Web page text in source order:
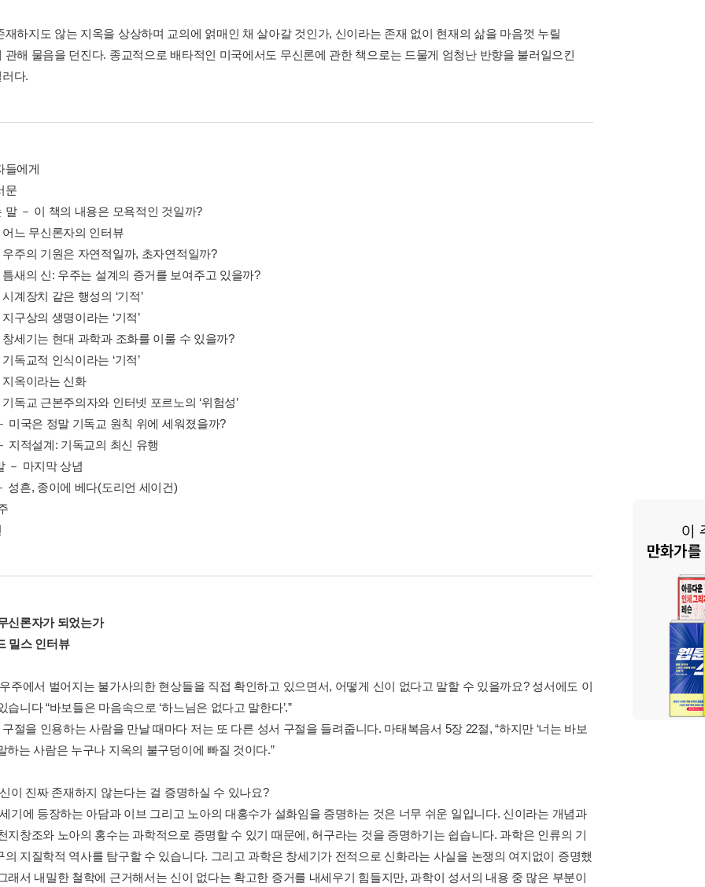
재하지도 않는 지옥을 상상하며 교의에 얽매인 채 살아갈 것인가, 신이라는 존재 없이 현재의 삶을 마음껏 누릴
관해 물음을 던진다. 종교적으로 배타적인 미국에서도 무신론에 관한 책으로는 드물게 엄청난 반향을 불러일으킨
다.
들에게
문
말 － 이 책의 내용은 모욕적인 것일까?
느 무신론자의 인터뷰
주의 기원은 자연적일까, 초자연적일까?
새의 신: 우주는 설계의 증거를 보여주고 있을까?
계장치 같은 행성의 ‘기적’
구상의 생명이라는 ‘기적’
세기는 현대 과학과 조화를 이룰 수 있을까?
독교적 인식이라는 ‘기적’
옥이라는 신화
독교 근본주의자와 인터넷 포르노의 ‘위험성’
미국은 정말 기독교 원칙 위에 세워졌을까?
지적설계: 기독교의 최신 유행
－ 마지막 상념
성흔, 종이에 베다(도리언 세이건)
신론자가 되었는가
밀스 인터뷰
주에서 벌어지는 불가사의한 현상들을 직접 확인하고 있으면서, 어떻게 신이 없다고 말할 수 있을까요? 성서에도 이
습니다 “바보들은 마음속으로 ‘하느님은 없다고 말한다’.”
절을 인용하는 사람을 만날 때마다 저는 또 다른 성서 구절을 들려줍니다. 마태복음서 5장 22절, “하지만 ‘너는 바보
하는 사람은 누구나 지옥의 불구덩이에 빠질 것이다.”
이 진짜 존재하지 않는다는 걸 증명하실 수 있나요?
기에 등장하는 아담과 이브 그리고 노아의 대홍수가 설화임을 증명하는 것은 너무 쉬운 일입니다. 신이라는 개념과
지창조와 노아의 홍수는 과학적으로 증명할 수 있기 때문에, 허구라는 것을 증명하기는 쉽습니다. 과학은 인류의 기
의 지질학적 역사를 탐구할 수 있습니다. 그리고 과학은 창세기가 전적으로 신화라는 사실을 논쟁의 여지없이 증명했
래서 내밀한 철학에 근거해서는 신이 없다는 확고한 증거를 내세우기 힘들지만, 과학이 성서의 내용 중 많은 부분이